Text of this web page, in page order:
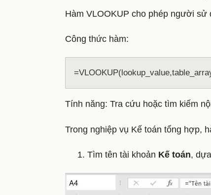
Hàm VLOOKUP cho phép người sử
Công thức hàm:
Tính năng: Tra cứu hoặc tìm kiếm
Trong nghiệp vụ Kế toán tổng hợp,
1. Tìm tên tài khoản Kế toán,